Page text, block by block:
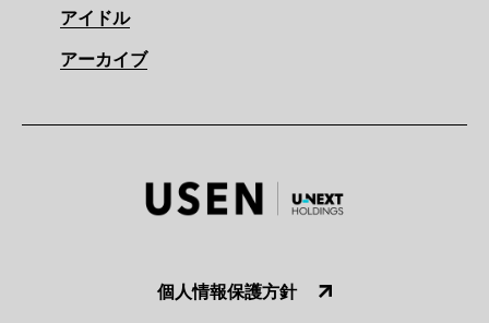
アイドル
アーカイブ
個人情報保護方針